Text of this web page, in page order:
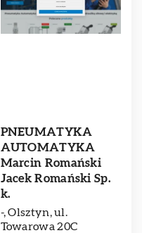
PNEUMATYKA
AUTOMATYKA
Marcin Romański
Jacek Romański Sp.
k.
-, Olsztyn, ul.
Towarowa 20C